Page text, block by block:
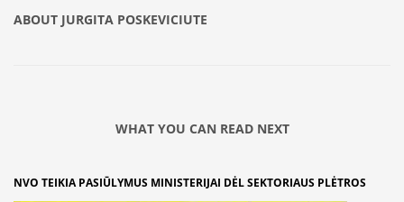
ABOUT JURGITA POSKEVICIUTE
WHAT YOU CAN READ NEXT
NVO TEIKIA PASIŪLYMUS MINISTERIJAI DĖL SEKTORIAUS PLĖTROS